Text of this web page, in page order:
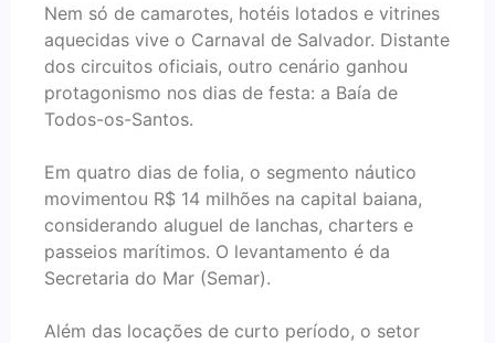
Nem só de camarotes, hotéis lotados e vitrines
aquecidas vive o Carnaval de Salvador. Distante
dos circuitos oficiais, outro cenário ganhou
protagonismo nos dias de festa: a Baía de
Todos-os-Santos.
Em quatro dias de folia, o segmento náutico
movimentou R$ 14 milhões na capital baiana,
considerando aluguel de lanchas, charters e
passeios marítimos. O levantamento é da
Secretaria do Mar (Semar).
Além das locações de curto período, o setor